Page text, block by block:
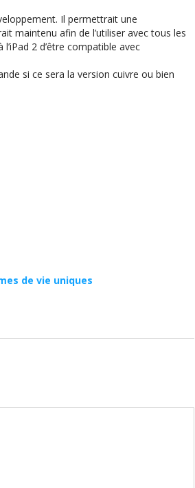
Il permettrait une
maintenu afin de l’utiliser avec tous les
2 d’être compatible avec
si ce sera la version cuivre ou bien
de vie uniques